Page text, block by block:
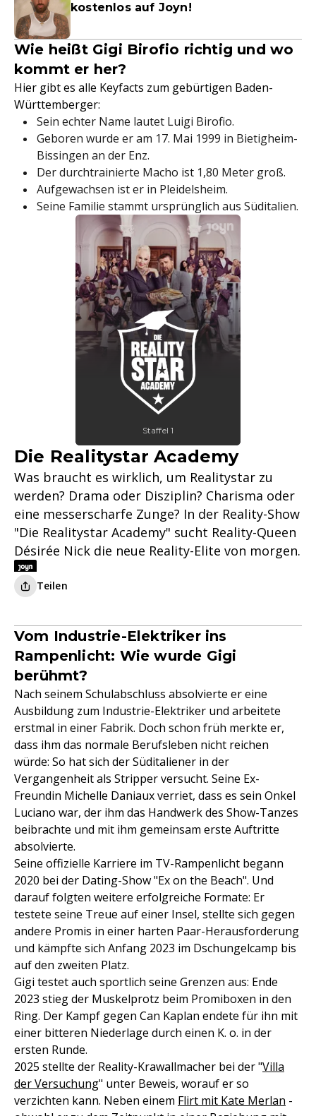
kostenlos auf Joyn!
Wie heißt Gigi Birofio richtig und wo
kommt er her?
Hier gibt es alle Keyfacts zum gebürtigen Baden-
Württemberger:
Sein echter Name lautet Luigi Birofio.
Geboren wurde er am 17. Mai 1999 in Bietigheim-
Bissingen an der Enz.
Der durchtrainierte Macho ist 1,80 Meter groß.
Aufgewachsen ist er in Pleidelsheim.
Seine Familie stammt ursprünglich aus Süditalien.
Staffel 1
Die Realitystar Academy
Was braucht es wirklich, um Realitystar zu
werden? Drama oder Disziplin? Charisma oder
eine messerscharfe Zunge? In der Reality-Show
"Die Realitystar Academy" sucht Reality-Queen
Désirée Nick die neue Reality-Elite von morgen.
Teilen
Vom Industrie-Elektriker ins
Rampenlicht: Wie wurde Gigi
berühmt?
Nach seinem Schulabschluss absolvierte er eine
Ausbildung zum Industrie-Elektriker und arbeitete
erstmal in einer Fabrik. Doch schon früh merkte er,
dass ihm das normale Berufsleben nicht reichen
würde: So hat sich der Süditaliener in der
Vergangenheit als Stripper versucht. Seine Ex-
Freundin Michelle Daniaux verriet, dass es sein Onkel
Luciano war, der ihm das Handwerk des Show-Tanzes
beibrachte und mit ihm gemeinsam erste Auftritte
absolvierte.
Seine offizielle Karriere im TV-Rampenlicht begann
2020 bei der Dating-Show "Ex on the Beach". Und
darauf folgten weitere erfolgreiche Formate: Er
testete seine Treue auf einer Insel, stellte sich gegen
andere Promis in einer harten Paar-Herausforderung
und kämpfte sich Anfang 2023 im Dschungelcamp bis
auf den zweiten Platz.
Gigi testet auch sportlich seine Grenzen aus: Ende
2023 stieg der Muskelprotz beim Promiboxen in den
Ring. Der Kampf gegen Can Kaplan endete für ihn mit
einer bitteren Niederlage durch einen K. o. in der
ersten Runde.
2025 stellte der Reality-Krawallmacher bei der "Villa
der Versuchung" unter Beweis, worauf er so
verzichten kann. Neben einem Flirt mit Kate Merlan -